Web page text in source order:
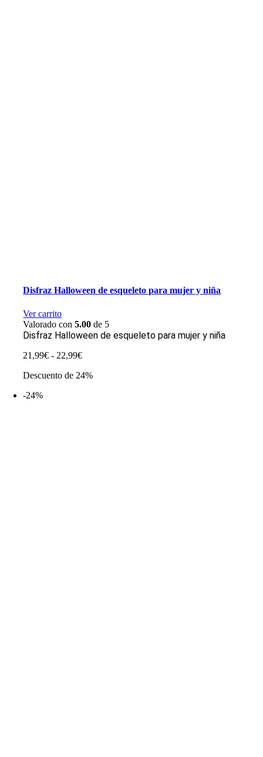
Disfraz Halloween de esqueleto para mujer y niña
Ver carrito
Valorado con5.00 de 5
Disfraz Halloween de esqueleto para mujer y niña
21,99€ - 22,99€Rango
precios:
Descuento de 24%
-24%